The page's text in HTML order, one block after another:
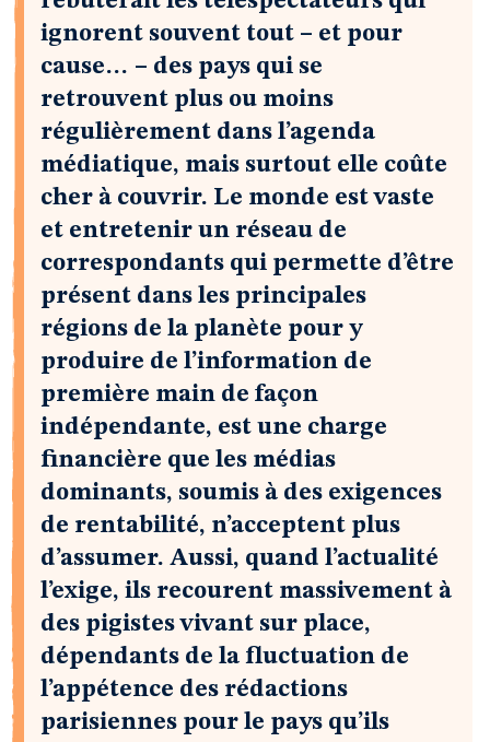
ignorent souvent tout – et pour
cause… – des pays qui se
retrouvent plus ou moins
régulièrement dans l’agenda
médiatique, mais surtout elle coûte
cher à couvrir. Le monde est vaste
et entretenir un réseau de
correspondants qui permette d’être
présent dans les principales
régions de la planète pour y
produire de l’information de
première main de façon
indépendante, est une charge
financière que les médias
dominants, soumis à des exigences
de rentabilité, n’acceptent plus
d’assumer. Aussi, quand l’actualité
l’exige, ils recourent massivement à
des pigistes vivant sur place,
dépendants de la fluctuation de
l’appétence des rédactions
parisiennes pour le pays qu’ils